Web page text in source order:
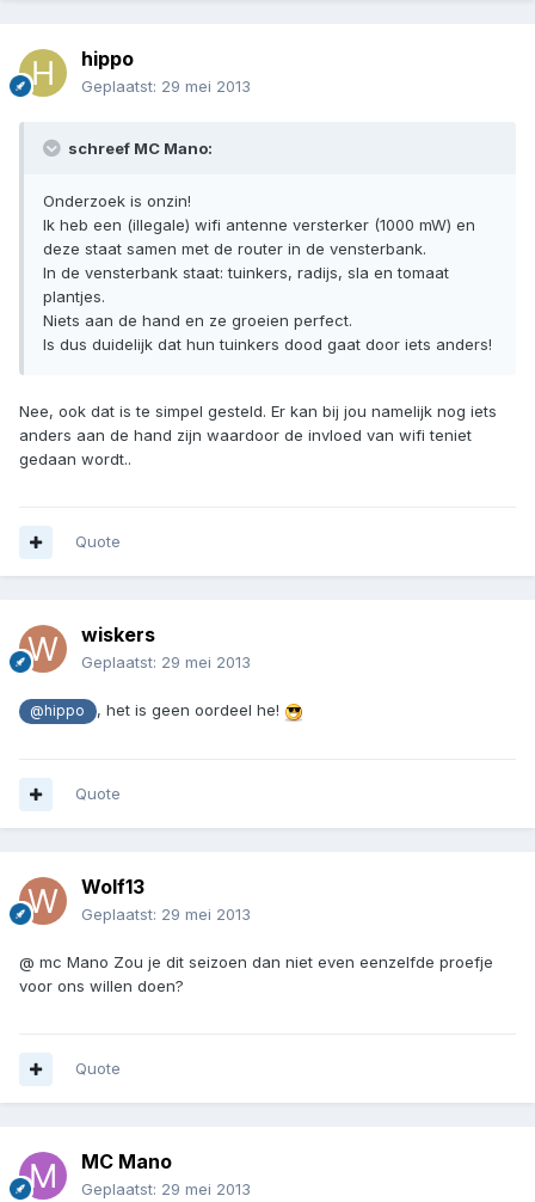
hippo
Geplaatst: 29 mei 2013
schreef MC Mano:
Onderzoek is onzin!
Ik heb een (illegale) wifi antenne versterker (1000 mW) en
deze staat samen met de router in de vensterbank.
In de vensterbank staat: tuinkers, radijs, sla en tomaat
plantjes.
Niets aan de hand en ze groeien perfect.
Is dus duidelijk dat hun tuinkers dood gaat door iets anders!
Nee, ook dat is te simpel gesteld. Er kan bij jou namelijk nog iets
anders aan de hand zijn waardoor de invloed van wifi teniet
gedaan wordt..
Quote
wiskers
Geplaatst: 29 mei 2013
@hippo , het is geen oordeel he!
Quote
Wolf13
Geplaatst: 29 mei 2013
@ mc Mano Zou je dit seizoen dan niet even eenzelfde proefje
voor ons willen doen?
Quote
MC Mano
Geplaatst: 29 mei 2013